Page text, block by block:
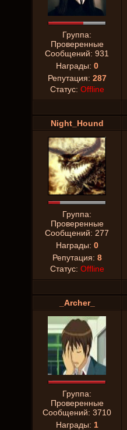
Группа:
Проверенные
Сообщений: 931
Награды: 0
Репутация: 287
Статус: Offline
Night_Hound
Группа:
Проверенные
Сообщений: 277
Награды: 0
Репутация: 8
Статус: Offline
_Archer_
Группа:
Проверенные
Сообщений: 3710
Награды: 1